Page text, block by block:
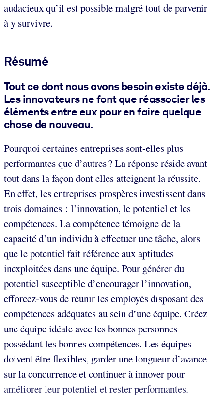
audacieux qu’il est possible malgré tout de parvenir
à y survivre.
Résumé
Tout ce dont nous avons besoin existe déjà.
Les innovateurs ne font que réassocier les
éléments entre eux pour en faire quelque
chose de nouveau.
Pourquoi certaines entreprises sont-elles plus
performantes que d’autres ? La réponse réside avant
tout dans la façon dont elles atteignent la réussite.
En effet, les entreprises prospères investissent dans
trois domaines : l’innovation, le potentiel et les
compétences. La compétence témoigne de la
capacité d’un individu à effectuer une tâche, alors
que le potentiel fait référence aux aptitudes
inexploitées dans une équipe. Pour générer du
potentiel susceptible d’encourager l’innovation,
efforcez-vous de réunir les employés disposant des
compétences adéquates au sein d’une équipe. Créez
une équipe idéale avec les bonnes personnes
possédant les bonnes compétences. Les équipes
doivent être flexibles, garder une longueur d’avance
sur la concurrence et continuer à innover pour
améliorer leur potentiel et rester performantes.